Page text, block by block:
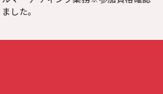
した。